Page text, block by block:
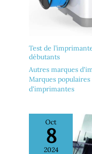
Test de
débutants
Autres marques
Marques
d'imprimantes
Oct
8
2024